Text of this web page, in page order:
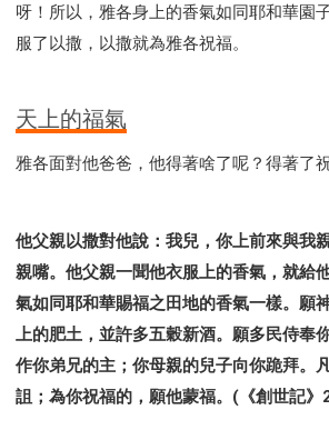
呀！所以，雅各身上的香氣如同耶和華園
服了以撒，以撒就為雅各祝福。
天上的福氣
雅各面對他爸爸，他得著啥了呢？得著了祝
他父親以撒對他說：我兒，你上前來與我
親嘴。他父親一聞他衣服上的香氣，就給
氣如同耶和華賜福之田地的香氣一樣。願
上的肥土，並許多五穀新酒。願多民侍奉
作你弟兄的主；你母親的兒子向你跪拜。
詛；為你祝福的，願他蒙福。(《創世記